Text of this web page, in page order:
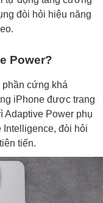
đòi hỏi hiệu năng
Power?
cứng khá
iPhone được trang
Adaptive Power phụ
Intelligence, đòi hỏi
tiến.